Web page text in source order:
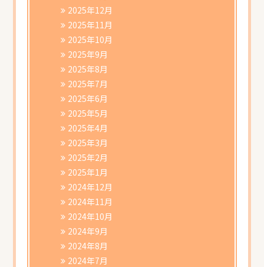
2025年12月
2025年11月
2025年10月
2025年9月
2025年8月
2025年7月
2025年6月
2025年5月
2025年4月
2025年3月
2025年2月
2025年1月
2024年12月
2024年11月
2024年10月
2024年9月
2024年8月
2024年7月